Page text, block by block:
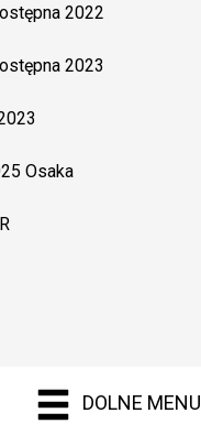
2022
2023
Osaka
DOLNE MENU